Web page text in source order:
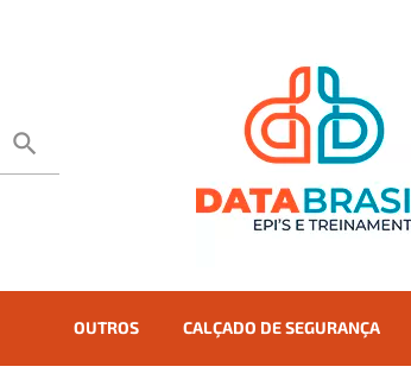
OUTROS CALÇADO DE SEGURANÇA